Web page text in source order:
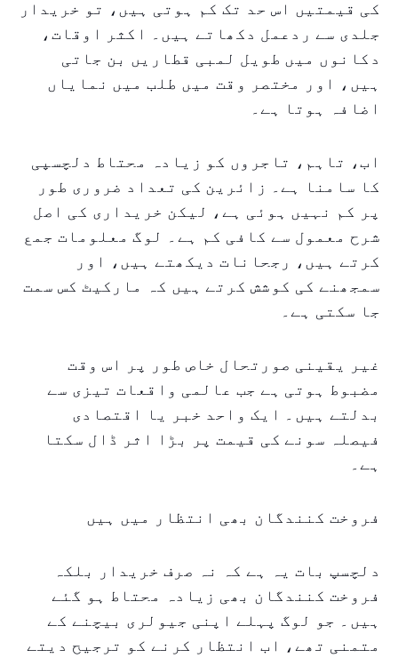
کی قیمتیں اس حد تک کم ہوتی ہیں، تو خریدار
جلدی سے ردعمل دکھاتے ہیں۔ اکثر اوقات،
دکانوں میں طویل لمبی قطاریں بن جاتی
ہیں، اور مختصر وقت میں طلب میں نمایاں
اضافہ ہوتا ہے۔
اب، تاہم، تاجروں کو زیادہ محتاط دلچسپی
کا سامنا ہے۔ زائرین کی تعداد ضروری طور
پر کم نہیں ہوئی ہے، لیکن خریداری کی اصل
شرح معمول سے کافی کم ہے۔ لوگ معلومات جمع
کرتے ہیں، رجحانات دیکھتے ہیں، اور
سمجھنے کی کوشش کرتے ہیں کہ مارکیٹ کس سمت
جا سکتی ہے۔
غیر یقینی صورتحال خاص طور پر اس وقت
مضبوط ہوتی ہے جب عالمی واقعات تیزی سے
بدلتے ہیں۔ ایک واحد خبر یا اقتصادی
فیصلہ سونے کی قیمت پر بڑا اثر ڈال سکتا
ہے۔
فروخت کنندگان بھی انتظار میں ہیں
دلچسپ بات یہ ہے کہ نہ صرف خریدار بلکہ
فروخت کنندگان بھی زیادہ محتاط ہو گئے
ہیں۔ جو لوگ پہلے اپنی جیولری بیچنے کے
متمنی تھے، اب انتظار کرنے کو ترجیح دیتے